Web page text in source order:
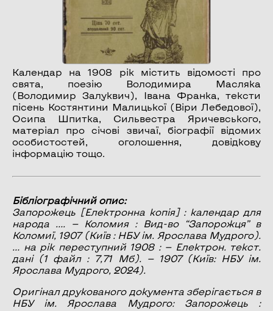
Календар на 1908 рік містить відомості про
свята, поезію Володимира Масляка
(Володимир Залуквич), Івана Франка, тексти
пісень Костянтини Малицької (Віри Лебедової),
Осипа Шпитка, Сильвестра Яричевського,
матеріал про січові звичаї, біографії відомих
особистостей, оголошення, довідкову
інформацію тощо.
Бібліографічний опис:
Запорожець [Електронна копія] : календар для
народа …. — Коломия : Вид-во “Запорожця” в
Коломиї, 1907 (Київ : НБУ ім. Ярослава Мудрого).
… на рік переступний 1908 : — Електрон. текст.
дані (1 файл : 7,71 Мб). — 1907 (Київ: НБУ ім.
Ярослава Мудрого, 2024).
Оригінал друкованого документа зберігається в
НБУ ім. Ярослава Мудрого: Запорожець :